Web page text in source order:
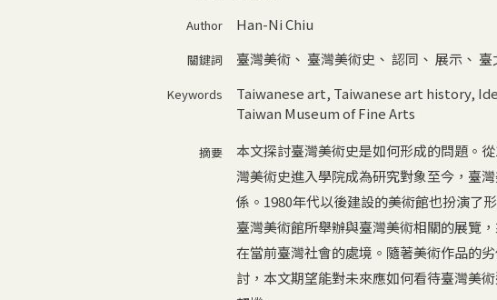
Author Han-Ni Chiu
關鍵詞 臺灣美術、 臺灣美術史 、 認同 、 展示、 臺
Keywords Taiwanese art, Taiwanese art history,
Taiwan Museum of Fine Arts
摘要
本文探討臺灣美術史是如何形成的問題。
灣美術史進入學院成為研究對象至今，臺
係。1980年代以後建設的美術館也扮演了
臺灣美術館所舉辦與臺灣美術相關的展覽
在當前臺灣社會的處境。隨著美術作品的
討，本文期望能對未來應如何看待臺灣美